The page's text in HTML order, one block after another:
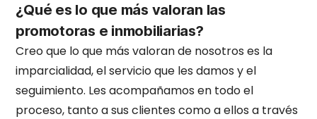
¿Qué es lo que más valoran las
promotoras e inmobiliarias?
Creo que lo que más valoran de nosotros es la
imparcialidad, el servicio que les damos y el
seguimiento. Les acompañamos en todo el
proceso, tanto a sus clientes como a ellos a través